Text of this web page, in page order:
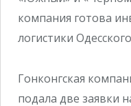
компания готова
логистики
Гонконгская
подала две заявки